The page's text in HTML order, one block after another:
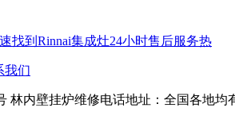
找到Rinnai集成灶24小时售后服务热
我们
林内壁挂炉维修电话地址：全国各地